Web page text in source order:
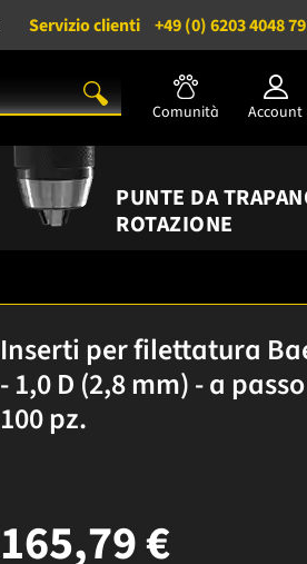
Servizio clienti +49 (0) 6203 4048
Comunità Account
PUNTE DA
ROTAZIONE
Inserti per filettatura
- 1,0 D (2,8 mm) - a
100 pz.
165,79 €